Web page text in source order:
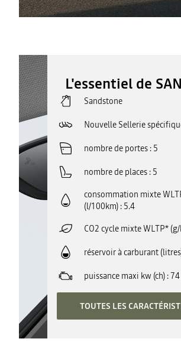
L'essentiel de
Sandstone
Nouvelle Sellerie
nombre de portes 5
nombre de places 5
consommation mixte
(l/100km) 5.4
CO2 cycle mixte WLTP*
réservoir à carburant
puissance maxi kw (ch)
TOUTES LES